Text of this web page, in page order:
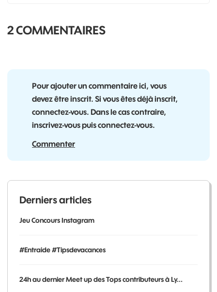
2 COMMENTAIRES
Pour ajouter un commentaire ici, vous
devez être inscrit. Si vous êtes déjà inscrit,
connectez-vous. Dans le cas contraire,
inscrivez-vous puis connectez-vous.
Commenter
Derniers articles
Jeu Concours Instagram
#Entraide #Tipsdevacances
24h au dernier Meet up des Tops contributeurs à Ly...